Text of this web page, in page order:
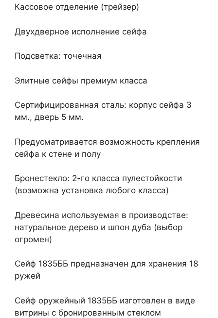
Кассовое отделение (трейзер)
Двухдверное исполнение сейфа
Подсветка: точечная
Элитные сейфы премиум класса
Сертифицированная сталь: корпус сейфа 3
мм., дверь 5 мм.
Предусматривается возможность крепления
сейфа к стене и полу
Бронестекло: 2-го класса пулестойкости
(возможна установка любого класса)
Древесина используемая в производстве:
натуральное дерево и шпон дуба (выбор
огромен)
Сейф 1835ББ предназначен для хранения 18
ружей
Сейф оружейный 1835ББ изготовлен в виде
витрины с бронированным стеклом